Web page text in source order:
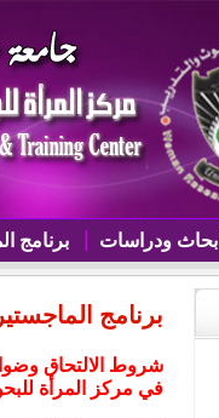
ابحاث ودراسات برنامج
برنامج الماجستير
شروط الالتحاق
في مركز المرأة